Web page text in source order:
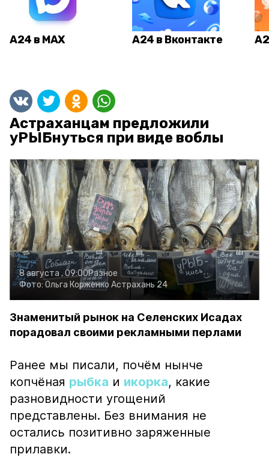
А24 в MAX А24 в Вконтакте
Астраханцам предложили
уРЫБнуться при виде воблы
8 августа , 09:00Разное
Фото: Ольга Корженко Астрахань 24
Знаменитый рынок на Селенских Исадах
порадовал своими рекламными перлами
Ранее мы писали, почём нынче
копчёная рыбка и икорка, какие
разновидности угощений
представлены. Без внимания не
остались позитивно заряженные
прилавки.